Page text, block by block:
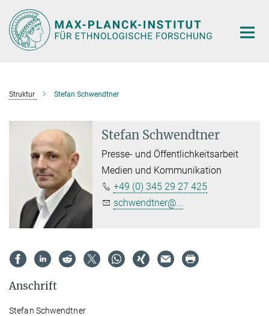
Hauptinhalt
Struktur Stefan Schwendtner
Stefan Schwendtner
Presse- und Öffentlichkeitsarbeit
Medien und Kommunikation
+49 (0) 345 29 27 425
schwendtner@...
Anschrift
Stefan Schwendtner